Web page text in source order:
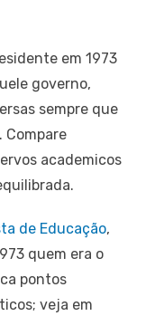
em 1973
governo,
sempre que
academicos
de Educação,
quem era o
pontos
veja em